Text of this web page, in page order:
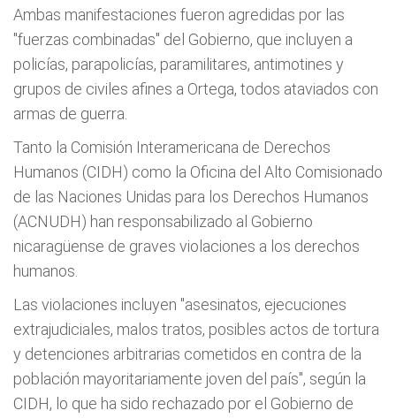
Ambas manifestaciones fueron agredidas por las
"fuerzas combinadas" del Gobierno, que incluyen a
policías, parapolicías, paramilitares, antimotines y
grupos de civiles afines a Ortega, todos ataviados con
armas de guerra.
Tanto la Comisión Interamericana de Derechos
Humanos (CIDH) como la Oficina del Alto Comisionado
de las Naciones Unidas para los Derechos Humanos
(ACNUDH) han responsabilizado al Gobierno
nicaragüense de graves violaciones a los derechos
humanos.
Las violaciones incluyen "asesinatos, ejecuciones
extrajudiciales, malos tratos, posibles actos de tortura
y detenciones arbitrarias cometidos en contra de la
población mayoritariamente joven del país", según la
CIDH, lo que ha sido rechazado por el Gobierno de